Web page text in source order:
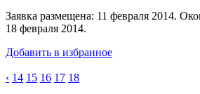
Заявка размещена: 11 февраля 2014.
18 февраля 2014.
Добавить в избранное
‹ 14 15 16 17 18